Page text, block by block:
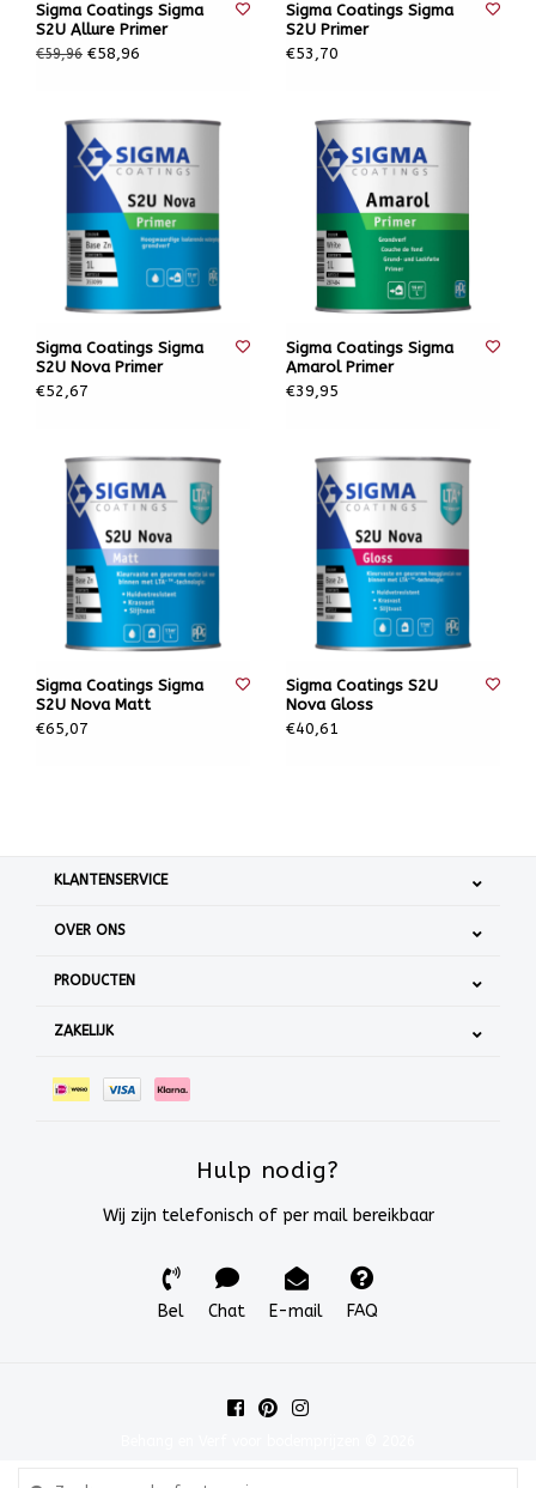
Sigma Coatings Sigma
S2U Allure Primer
€59,96 €58,96
Sigma Coatings Sigma
S2U Primer
€53,70
Sigma Coatings Sigma
S2U Nova Primer
€52,67
Sigma Coatings Sigma
Amarol Primer
€39,95
Sigma Coatings Sigma
S2U Nova Matt
€65,07
Sigma Coatings S2U
Nova Gloss
€40,61
KLANTENSERVICE
OVER ONS
PRODUCTEN
ZAKELIJK
Hulp nodig?
Wij zijn telefonisch of per mail bereikbaar
Bel Chat E-mail FAQ